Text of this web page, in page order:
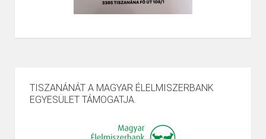
TISZANÁNÁT A MAGYAR ÉLELMISZERBANK
EGYESÜLET TÁMOGATJA.